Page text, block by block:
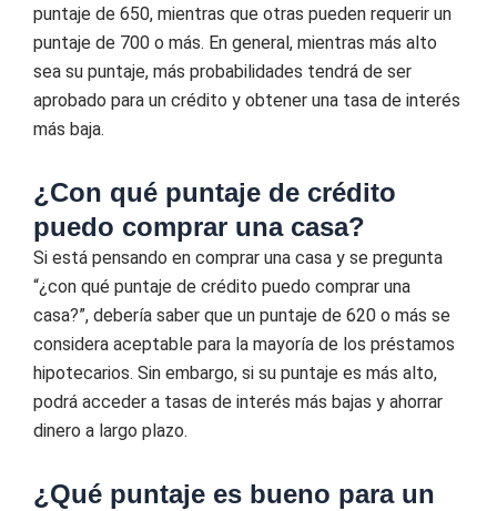
puntaje de 650, mientras que otras pueden requerir un
puntaje de 700 o más. En general, mientras más alto
sea su puntaje, más probabilidades tendrá de ser
aprobado para un crédito y obtener una tasa de interés
más baja.
¿Con qué puntaje de crédito
puedo comprar una casa?
Si está pensando en comprar una casa y se pregunta
“¿con qué puntaje de crédito puedo comprar una
casa?”, debería saber que un puntaje de 620 o más se
considera aceptable para la mayoría de los préstamos
hipotecarios. Sin embargo, si su puntaje es más alto,
podrá acceder a tasas de interés más bajas y ahorrar
dinero a largo plazo.
¿Qué puntaje es bueno para un